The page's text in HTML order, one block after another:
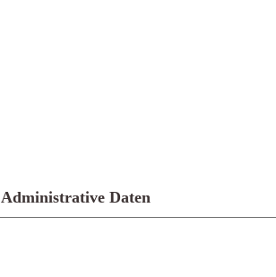
Administrative Daten